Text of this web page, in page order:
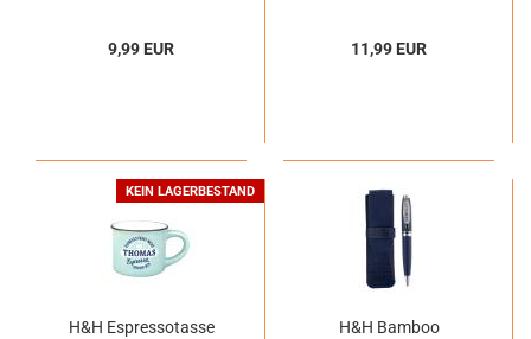
9,99 EUR 11,99 EUR
KEIN LAGERBESTAND
H&H Espressotasse
H&H Bamboo